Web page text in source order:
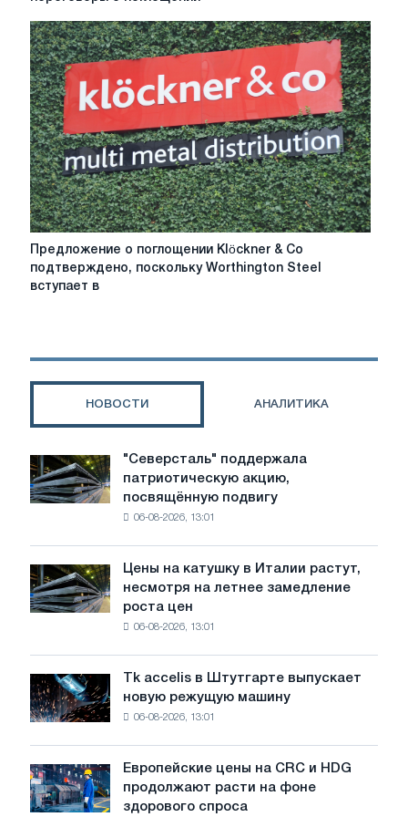
Klöckner
подтвердили
переговоры
о
поглощении
Предложение
поглощении
подтверждено,
в
переговоры
Предложение о поглощении Klöckner & Co
подтверждено, поскольку Worthington Steel
вступает в
НОВОСТИ АНАЛИТИКА
"Северсталь"
поддержала
патриотическую
советской
авиации
Великой
Отечественной
войны
"Северсталь" поддержала
патриотическую акцию,
посвящённую подвигу
06-08-2026, 13:01
Цены
на
катушку
несмотря
на
замедление
роста
цен
Цены на катушку в Италии растут,
несмотря на летнее замедление
роста цен
06-08-2026, 13:01
Tk
accelis
в
новую
режущую
Tk accelis в Штутгарте выпускает
новую режущую машину
06-08-2026, 13:01
Европейские
цены
на
Европейские цены на CRC и HDG
продолжают расти на фоне
здорового спроса